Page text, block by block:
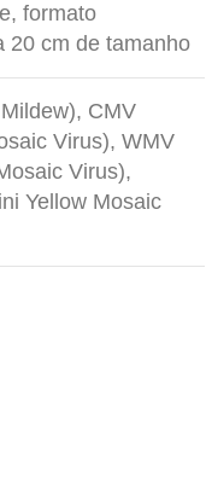
formato
20 cm de tamanho
CMV
Virus), WMV
Virus),
Yellow Mosaic